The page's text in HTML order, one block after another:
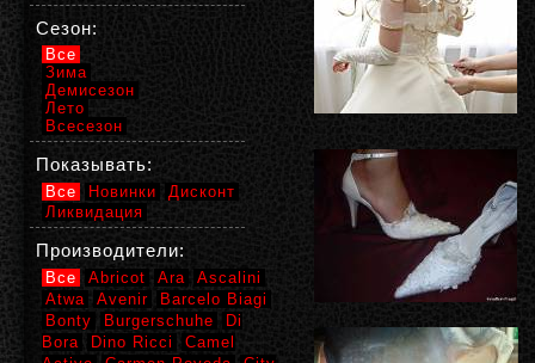
Сезон:
Все
Зима
Демисезон
Лето
Всесезон
Показывать:
Все Новинки
Дисконт
Ликвидация
Производители:
Все Abricot Ara
Ascalini
Atwa
Avenir
Barcelo Biagi
Bonty
Burgerschuhe
Di
Bora
Dino Ricci
Camel